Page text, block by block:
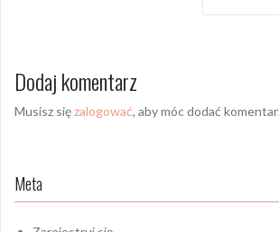
Dodaj komentarz
Musisz sięzalogować, aby móc dodać
Meta